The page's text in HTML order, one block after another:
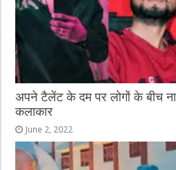
अपने टैलेंट के दम पर लोगों के बीच
कलाकार
June 2, 2022